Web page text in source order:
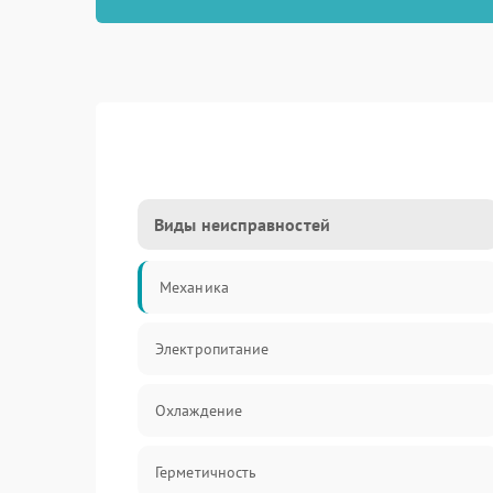
Виды неисправностей
Механика
Электропитание
Охлаждение
Герметичность